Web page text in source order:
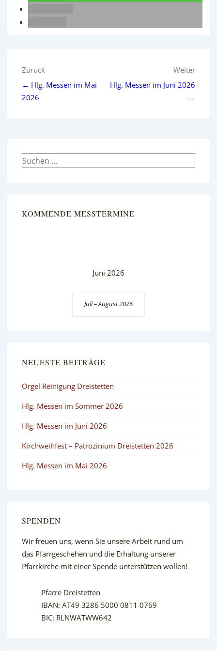
Beitragsnavigation
Zurück
← Hlg. Messen im Mai
2026
Weiter
Hlg. Messen im Juni 2026
→
Suchen
KOMMENDE MESSTERMINE
Juni 2026
Juli – August 2026
NEUESTE BEITRÄGE
Orgel Reinigung Dreistetten
Hlg. Messen im Sommer 2026
Hlg. Messen im Juni 2026
Kirchweihfest – Patrozinium Dreistetten 2026
Hlg. Messen im Mai 2026
SPENDEN
Wir freuen uns, wenn Sie unsere Arbeit rund um
das Pfarrgeschehen und die Erhaltung unserer
Pfarrkirche mit einer Spende unterstützen wollen!
Pfarre Dreistetten
IBAN: AT49 3286 5000 0811 0769
BIC: RLNWATWW642